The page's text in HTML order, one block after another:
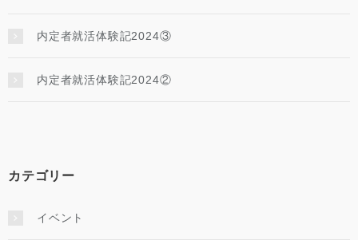
内定者就活体験記2024③
内定者就活体験記2024②
カテゴリー
イベント